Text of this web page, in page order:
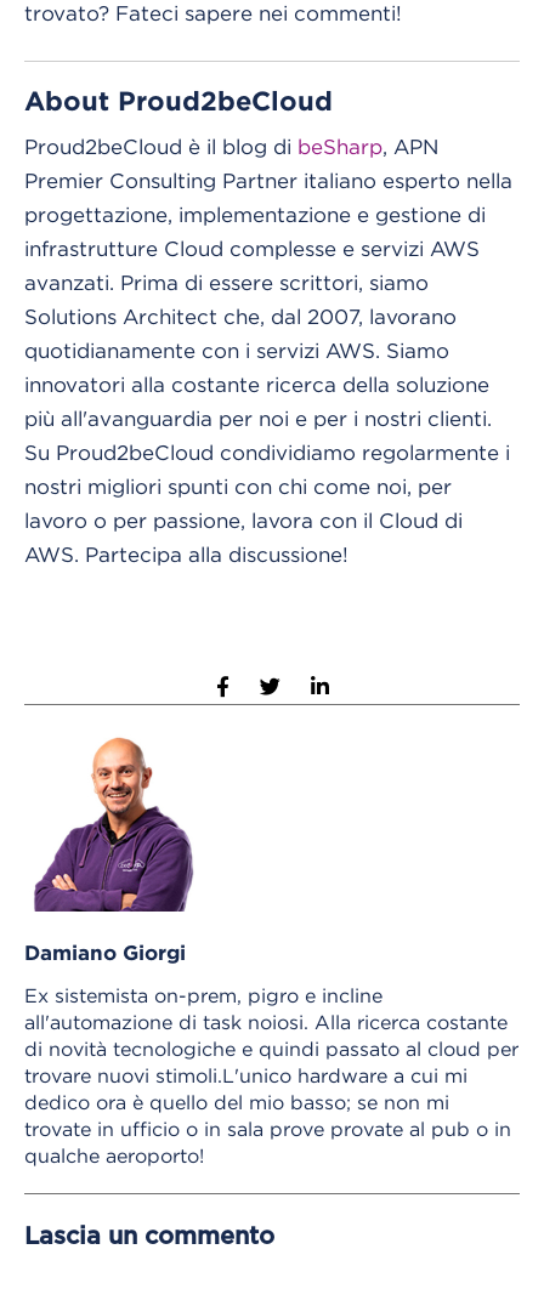
trovato? Fateci sapere nei commenti!
About Proud2beCloud
Proud2beCloud è il blog di beSharp , APN
Premier Consulting Partner italiano esperto nella
progettazione, implementazione e gestione di
infrastrutture Cloud complesse e servizi AWS
avanzati. Prima di essere scrittori, siamo
Solutions Architect che, dal 2007, lavorano
quotidianamente con i servizi AWS. Siamo
innovatori alla costante ricerca della soluzione
più all'avanguardia per noi e per i nostri clienti.
Su Proud2beCloud condividiamo regolarmente i
nostri migliori spunti con chi come noi, per
lavoro o per passione, lavora con il Cloud di
AWS. Partecipa alla discussione!
Damiano Giorgi
Ex sistemista on-prem, pigro e incline
all'automazione di task noiosi. Alla ricerca costante
di novità tecnologiche e quindi passato al cloud per
trovare nuovi stimoli.L'unico hardware a cui mi
dedico ora è quello del mio basso; se non mi
trovate in ufficio o in sala prove provate al pub o in
qualche aeroporto!
Lascia un commento